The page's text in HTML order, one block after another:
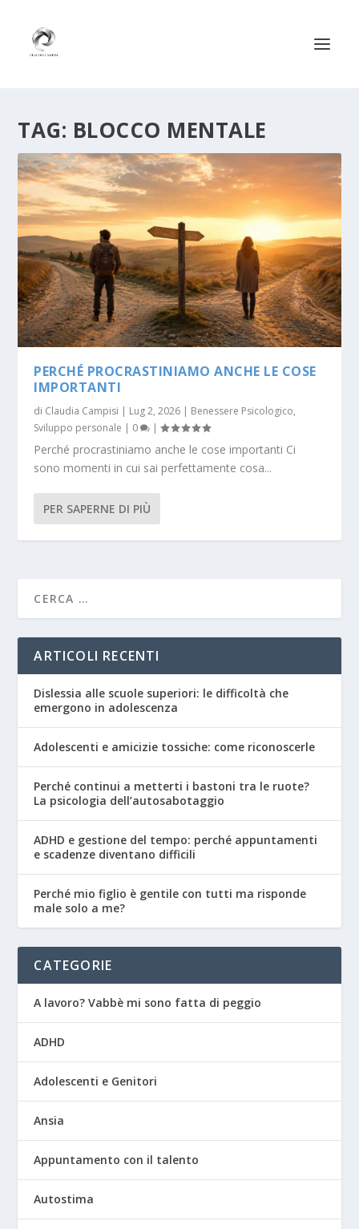
TAG: BLOCCO MENTALE
PERCHÉ PROCRASTINIAMO ANCHE LE COSE
IMPORTANTI
di Claudia Campisi | Lug 2, 2026 | Benessere Psicologico,
Sviluppo personale | 0 |
Perché procrastiniamo anche le cose importanti Ci
sono momenti in cui sai perfettamente cosa...
PER SAPERNE DI PIÙ
ARTICOLI RECENTI
Dislessia alle scuole superiori: le difficoltà che
emergono in adolescenza
Adolescenti e amicizie tossiche: come riconoscerle
Perché continui a metterti i bastoni tra le ruote?
La psicologia dell’autosabotaggio
ADHD e gestione del tempo: perché appuntamenti
e scadenze diventano difficili
Perché mio figlio è gentile con tutti ma risponde
male solo a me?
CATEGORIE
A lavoro? Vabbè mi sono fatta di peggio
ADHD
Adolescenti e Genitori
Ansia
Appuntamento con il talento
Autostima